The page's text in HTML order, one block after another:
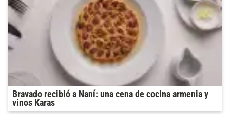
Bravado recibió a Naní: una cena de cocina armenia y
vinos Karas